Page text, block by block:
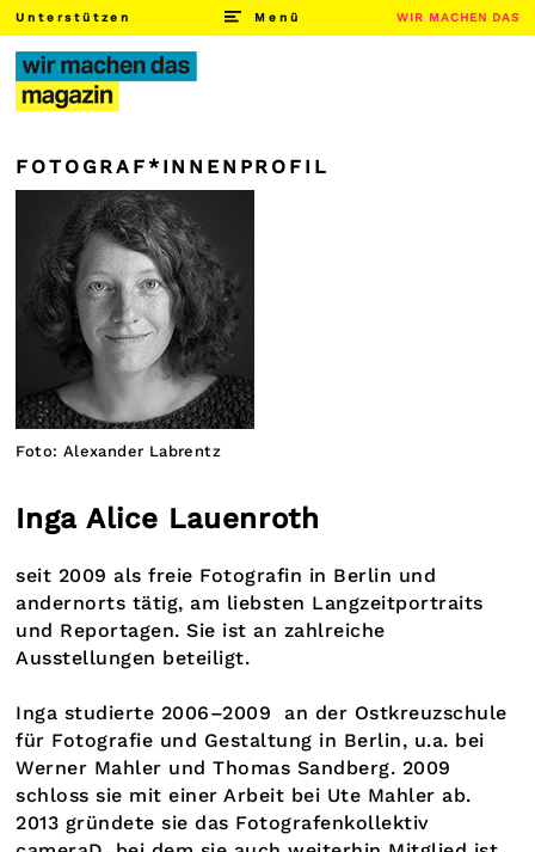
Unterstützen Menü WIR MACHEN DAS
FOTOGRAF*INNENPROFIL
Foto: Alexander Labrentz
Inga Alice Lauenroth
seit 2009 als freie Fotografin in Berlin und
andernorts tätig, am liebsten Langzeitportraits
und Reportagen. Sie ist an zahlreiche
Ausstellungen beteiligt.
Inga studierte 2006–2009 an der Ostkreuzschule
für Fotografie und Gestaltung in Berlin, u.a. bei
Werner Mahler und Thomas Sandberg. 2009
schloss sie mit einer Arbeit bei Ute Mahler ab.
2013 gründete sie das Fotografenkollektiv